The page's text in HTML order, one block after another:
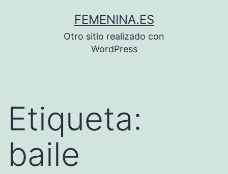
FEMENINA.ES
Otro sitio realizado con
WordPress
Etiqueta:
baile